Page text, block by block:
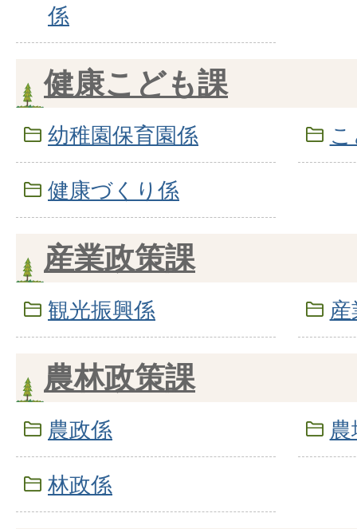
係
健康こども課
幼稚園保育園係
健康づくり係
産業政策課
観光振興係
農林政策課
農政係
林政係